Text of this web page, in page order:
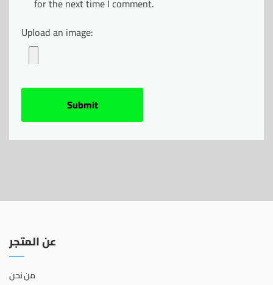
for the next time I comment.
Upload an image:
عن المتجر
من نحن